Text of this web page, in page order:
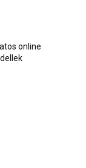
online